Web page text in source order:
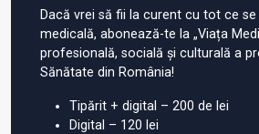
Dacă vrei să fii la curent cu tot ce
medicală, abonează-te la „Viața
profesională, socială și culturală a
Sănătate din România!
Tipărit + digital – 200 de lei
Digital – 120 lei